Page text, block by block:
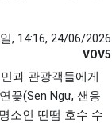
, 14:16, 24/06/2026
VOV5
과 관광객들에게
꽃(Sen Ngự, 샌응
소인 띤떰 호수 수